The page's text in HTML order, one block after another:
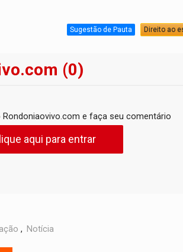
Sugestão de Pauta Direito ao
(0)
e faça seu comentário
aqui para entrar
, Notícia